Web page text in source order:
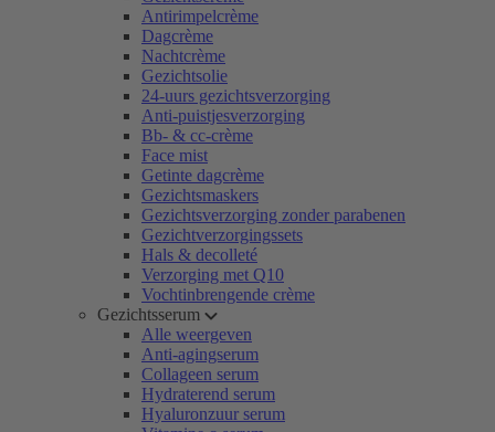
Antirimpelcrème
Dagcrème
Nachtcrème
Gezichtsolie
24-uurs gezichtsverzorging
Anti-puistjesverzorging
Bb- & cc-crème
Face mist
Getinte dagcrème
Gezichtsmaskers
Gezichtsverzorging zonder parabenen
Gezichtverzorgingssets
Hals & decolleté
Verzorging met Q10
Vochtinbrengende crème
Gezichtsserum
Alle weergeven
Anti-agingserum
Collageen serum
Hydraterend serum
Hyaluronzuur serum